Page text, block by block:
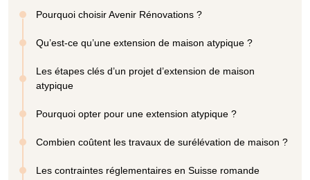
Pourquoi choisir Avenir Rénovations ?
Qu’est-ce qu’une extension de maison atypique ?
Les étapes clés d’un projet d’extension de maison
atypique
Pourquoi opter pour une extension atypique ?
Combien coûtent les travaux de surélévation de maison ?
Les contraintes réglementaires en Suisse romande